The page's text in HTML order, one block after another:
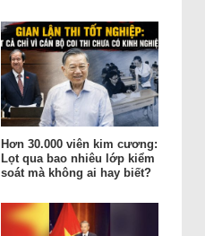
Hơn 30.000 viên kim cương:
Lọt qua bao nhiêu lớp kiểm
soát mà không ai hay biết?